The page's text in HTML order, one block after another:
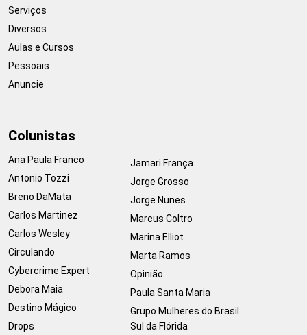
Serviços
Diversos
Aulas e Cursos
Pessoais
Anuncie
Colunistas
Ana Paula Franco
Antonio Tozzi
Breno DaMata
Carlos Martinez
Carlos Wesley
Circulando
Cybercrime Expert
Debora Maia
Destino Mágico
Drops
Jamari França
Jorge Grosso
Jorge Nunes
Marcus Coltro
Marina Elliot
Marta Ramos
Opinião
Paula Santa Maria
Grupo Mulheres do Brasil
Sul da Flórida